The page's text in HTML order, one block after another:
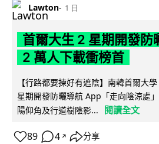
Lawton 1 日
首爾大生 2 星期開發防
2 萬人下載衝榜首
【行路都要揀好有遮陰】南韓首爾大
星期開發防曬導航 App「走向陰涼處
陽仰角及行道樹陰影...
閱讀全文
89 4 ↗ 分享